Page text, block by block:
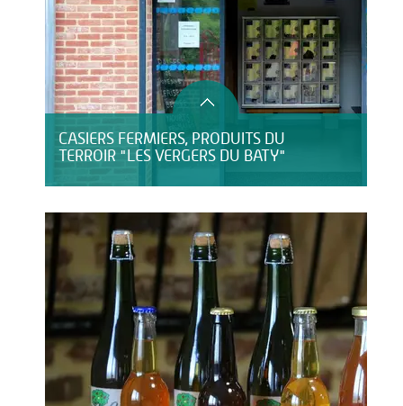
CASIERS FERMIERS, PRODUITS DU
TERROIR "LES VERGERS DU BATY"